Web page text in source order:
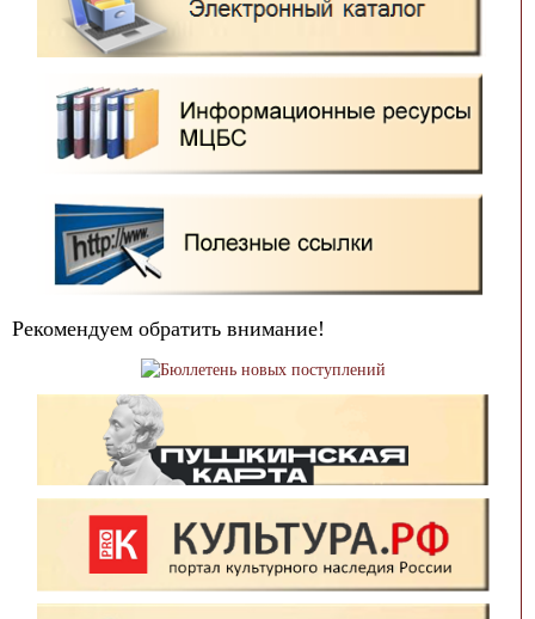
Рекомендуем обратить внимание!